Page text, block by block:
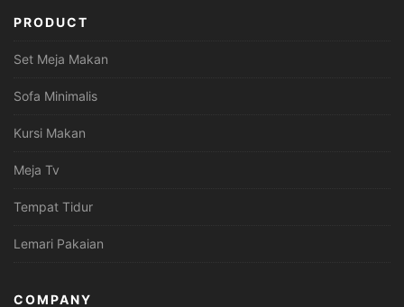
PRODUCT
Set Meja Makan
Sofa Minimalis
Kursi Makan
Meja Tv
Tempat Tidur
Lemari Pakaian
COMPANY